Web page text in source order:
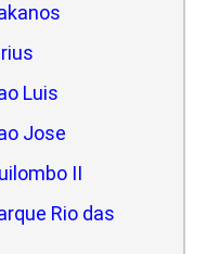
Luis
Jose
II
Rio das